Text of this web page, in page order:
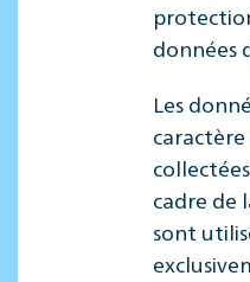
données
Les
cadre de
sont